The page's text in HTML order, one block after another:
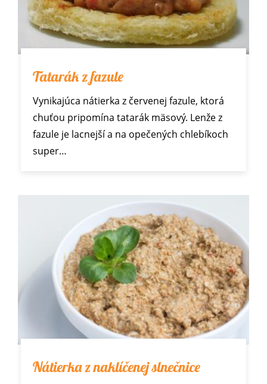
Tatarák z fazule
Vynikajúca nátierka z červenej fazule, ktorá
chuťou pripomína tatarák mäsový. Lenže z
fazule je lacnejší a na opečených chlebíkoch
super…
Nátierka z naklíčenej slnečnice